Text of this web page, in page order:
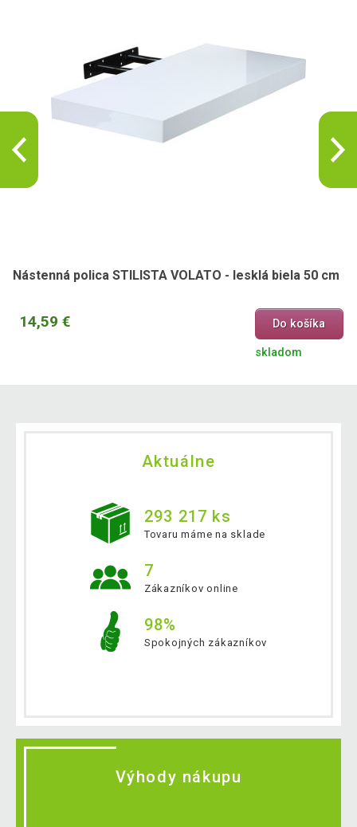
Nástenná polica STILISTA VOLATO - lesklá biela 50 cm
14,59 € Do košíka
skladom
Aktuálne
293 217 ks
Tovaru máme na sklade
7
Zákazníkov online
98%
Spokojných zákazníkov
Výhody nákupu